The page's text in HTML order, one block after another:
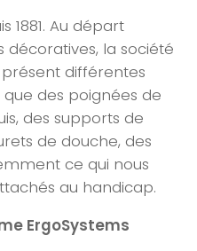
1881. Au départ
la société
présent différentes
des poignées de
des supports de
de douche, des
ce qui nous
au handicap.
ErgoSystems